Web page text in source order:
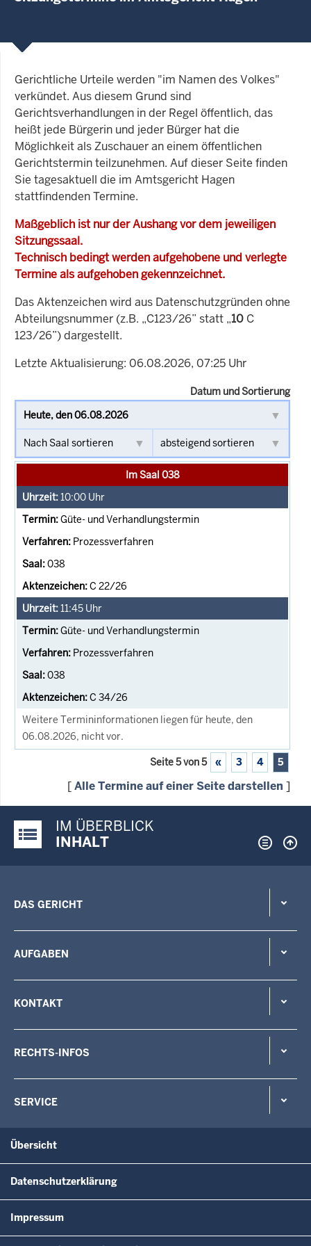
Gerichtliche Urteile werden "im Namen des Volkes"
verkündet. Aus diesem Grund sind
Gerichtsverhandlungen in der Regel öffentlich, das
heißt jede Bürgerin und jeder Bürger hat die
Möglichkeit als Zuschauer an einem öffentlichen
Gerichtstermin teilzunehmen. Auf dieser Seite finden
Sie tagesaktuell die im Amtsgericht Hagen
stattfindenden Termine.
Maßgeblich ist nur der Aushang vor dem jeweiligen
Sitzungssaal.
Technisch bedingt werden aufgehobene und verlegte
Termine als aufgehoben gekennzeichnet.
Das Aktenzeichen wird aus Datenschutzgründen ohne
Abteilungsnummer (z.B. „C123/26” statt „10 C
123/26”) dargestellt.
Letzte Aktualisierung: 06.08.2026, 07:25 Uhr
Datum und Sortierung
Im Saal 038
10:00 Uhr
Güte- und Verhandlungstermin
Prozessverfahren
038
C 22/26
11:45 Uhr
Güte- und Verhandlungstermin
Prozessverfahren
038
C 34/26
Weitere Termininformationen liegen für heute, den
06.08.2026, nicht vor.
Seite 5 von 5 « 3 4 5
[Alle Termine auf einer Seite darstellen ]
Justiz-Portal im Überblick:
IM ÜBERBLICK
INHALT
DAS GERICHT
AUFGABEN
KONTAKT
RECHTS-INFOS
SERVICE
Übersicht
Datenschutzerklärung
Impressum